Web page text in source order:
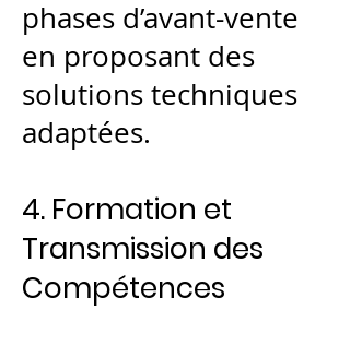
phases d’avant-vente
en proposant des
solutions techniques
adaptées.
4. Formation et
Transmission des
Compétences